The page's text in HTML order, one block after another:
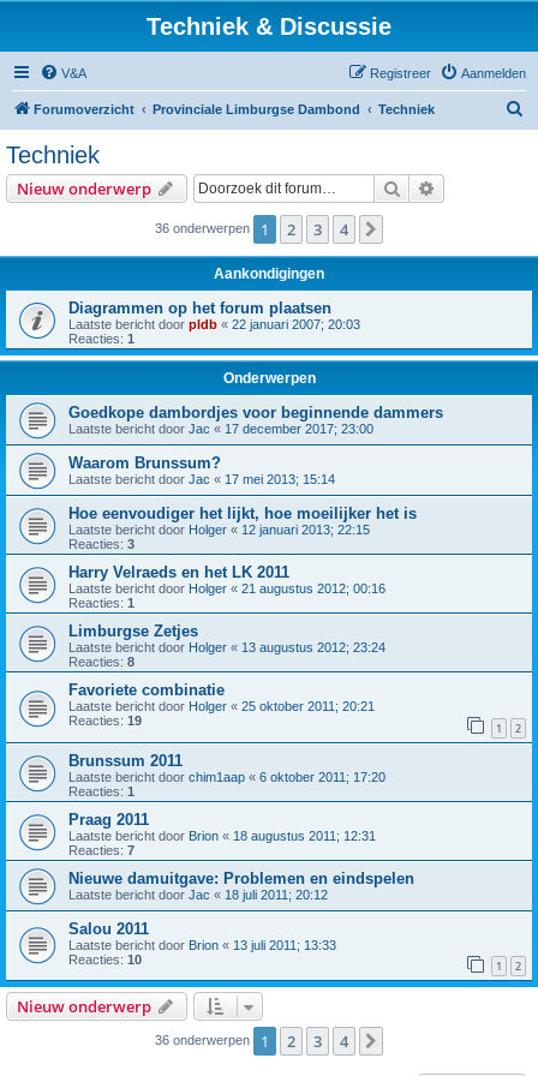
Techniek & Discussie
V&A Aanmelden
Registreer
Forumoverzicht Provinciale Limburgse Dambond Techniek
Techniek
Nieuw onderwerp Zoek
36 onderwerpen 1 2 3 4
Aankondigingen
Diagrammen op het forum plaatsen
Laatste bericht door pldb « 22 januari 2007; 20:03
Reacties: 1
Onderwerpen
Goedkope dambordjes voor beginnende dammers
Laatste bericht door Jac « 17 december 2017; 23:00
Waarom Brunssum?
Laatste bericht door Jac « 17 mei 2013; 15:14
Hoe eenvoudiger het lijkt, hoe moeilijker het is
Laatste bericht door Holger « 12 januari 2013; 22:15
Reacties: 3
Harry Velraeds en het LK 2011
Laatste bericht door Holger « 21 augustus 2012; 00:16
Reacties: 1
Limburgse Zetjes
Laatste bericht door Holger « 13 augustus 2012; 23:24
Reacties: 8
Favoriete combinatie
Laatste bericht door Holger « 25 oktober 2011; 20:21
Reacties: 19 1 2
Brunssum 2011
Laatste bericht door chim1aap « 6 oktober 2011; 17:20
Reacties: 1
Praag 2011
Laatste bericht door Brion « 18 augustus 2011; 12:31
Reacties: 7
Nieuwe damuitgave: Problemen en eindspelen
Laatste bericht door Jac « 18 juli 2011; 20:12
Salou 2011
Laatste bericht door Brion « 13 juli 2011; 13:33
Reacties: 10 1 2
Nieuw onderwerp
36 onderwerpen 1 2 3 4